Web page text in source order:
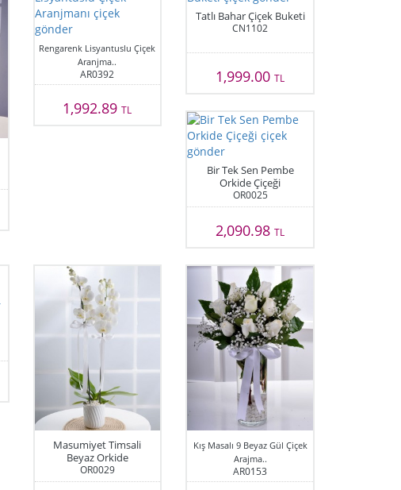
Rengarenk Lisyantuslu Çiçek
Aranjma..
AR0392
1,992.89TL
Tatlı Bahar Çiçek Buketi
CN1102
1,999.00TL
Bir Tek Sen Pembe
Orkide Çiçeği
OR0025
2,090.98TL
Masumiyet Timsali
Beyaz Orkide
OR0029
Kış Masalı 9 Beyaz Gül Çiçek
Arajma..
AR0153